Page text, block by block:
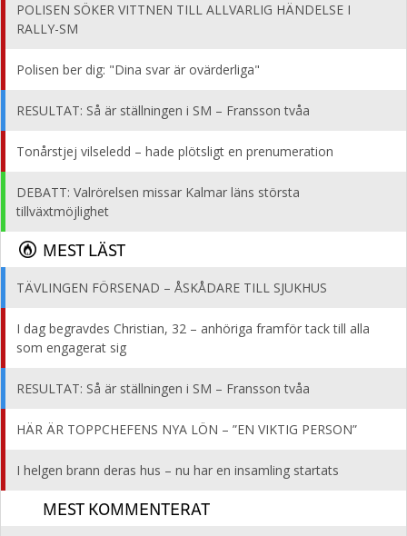
POLISEN SÖKER VITTNEN TILL ALLVARLIG HÄNDELSE I
RALLY-SM
Polisen ber dig: "Dina svar är ovärderliga"
RESULTAT: Så är ställningen i SM – Fransson tvåa
Tonårstjej vilseledd – hade plötsligt en prenumeration
DEBATT: Valrörelsen missar Kalmar läns största
tillväxtmöjlighet
MEST LÄST
TÄVLINGEN FÖRSENAD – ÅSKÅDARE TILL SJUKHUS
I dag begravdes Christian, 32 – anhöriga framför tack till alla
som engagerat sig
RESULTAT: Så är ställningen i SM – Fransson tvåa
HÄR ÄR TOPPCHEFENS NYA LÖN – ”EN VIKTIG PERSON”
I helgen brann deras hus – nu har en insamling startats
MEST KOMMENTERAT